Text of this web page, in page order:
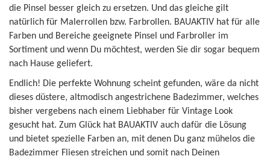
die Pinsel besser gleich zu ersetzen. Und das gleiche gilt
natürlich für Malerrollen bzw. Farbrollen. BAUAKTIV hat für alle
Farben und Bereiche geeignete Pinsel und Farbroller im
Sortiment und wenn Du möchtest, werden Sie dir sogar bequem
nach Hause geliefert.
Endlich! Die perfekte Wohnung scheint gefunden, wäre da nicht
dieses düstere, altmodisch angestrichene Badezimmer, welches
bisher vergebens nach einem Liebhaber für Vintage Look
gesucht hat. Zum Glück hat BAUAKTIV auch dafür die Lösung
und bietet spezielle Farben an, mit denen Du ganz mühelos die
Badezimmer Fliesen streichen und somit nach Deinen